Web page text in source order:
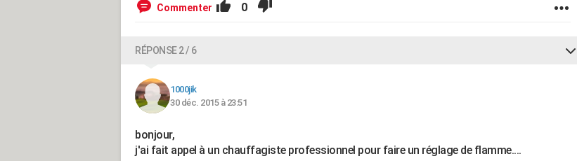
Commenter 0
RÉPONSE 2 / 6
1000jik
30 déc. 2015 à 23:51
bonjour,
j'ai fait appel à un chauffagiste professionnel pour faire un réglage de flamme....